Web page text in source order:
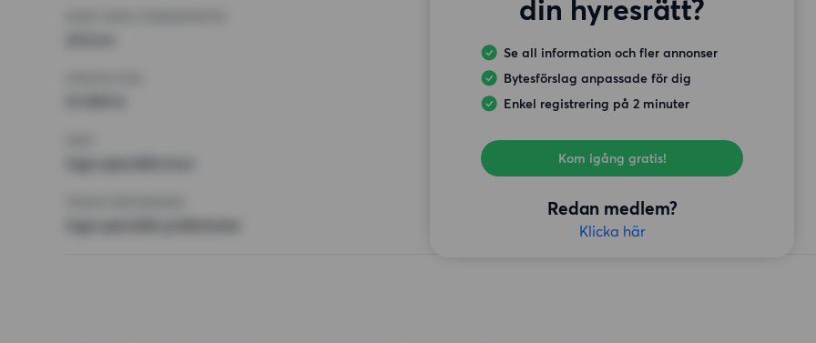
din hyresrätt?
Se all information och fler annonser
Bytesförslag anpassade för dig
Enkel registrering på 2 minuter
Kom igång gratis!
Redan medlem?
Klicka här